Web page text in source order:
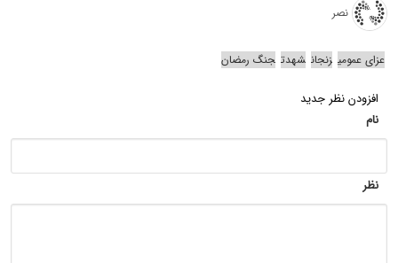
نصر
عزای عمومی زنجان شهدت جنگ رمضان
افزودن نظر جدید
نام
نظر